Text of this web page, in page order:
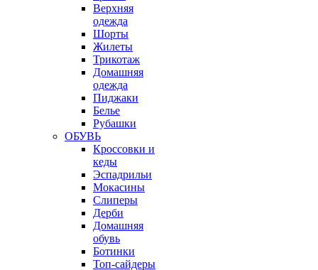
Верхняя
одежда
Шорты
Жилеты
Трикотаж
Домашняя
одежда
Пиджаки
Белье
Рубашки
ОБУВЬ
Кроссовки и
кеды
Эспадрильи
Мокасины
Слиперы
Дерби
Домашняя
обувь
Ботинки
Топ-сайдеры